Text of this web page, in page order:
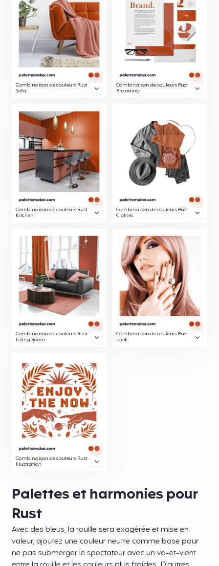
Combinaison de couleurs Rust
Sofa
Combinaison de couleurs Rust
Branding
Combinaison de couleurs Rust
Kitchen
Combinaison de couleurs Rust
Clothes
Combinaison de couleurs Rust
Living Room
Combinaison de couleurs Rust
Look
Combinaison de couleurs Rust
Illustration
Palettes et harmonies pour
Rust
Avec des bleus, la rouille sera exagérée et mise en
valeur, ajoutez une couleur neutre comme base pour
ne pas submerger le spectateur avec un va-et-vient